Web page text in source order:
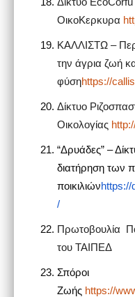
ΟικοΚερκυρα
ΚΑΛΛΙΣΤΩ –
την άγρια ζωή
φύσηhttps://
Δίκτυο
Οικολογίας
“Δρυάδες” –
διατήρηση των
ποικιλιώνhttps://
/
Πρωτοβουλία
του ΤΑΙΠΕΔ
Σπόροι
Ζωής https://